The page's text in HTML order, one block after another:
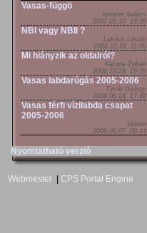
Vasas-függö
brenner balázs
2007.01.10. 19:39
NBI vagy NBII ?
Lukács László
2006.12.21. 11:05
Mi hiányzik az oldalról?
Katona Zoltán
2006.10.28. 19:29
Vasas labdarúgás 2005-2006
Timár György
2006.06.24. 17:48
Vasas férfi vízilabda csapat
2005-2006
skizoo
2006.06.07. 00:14
Nyomtatható verzió
Webmester CPS Portal Engine